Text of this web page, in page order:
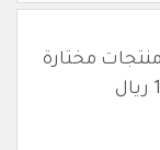
مختارة